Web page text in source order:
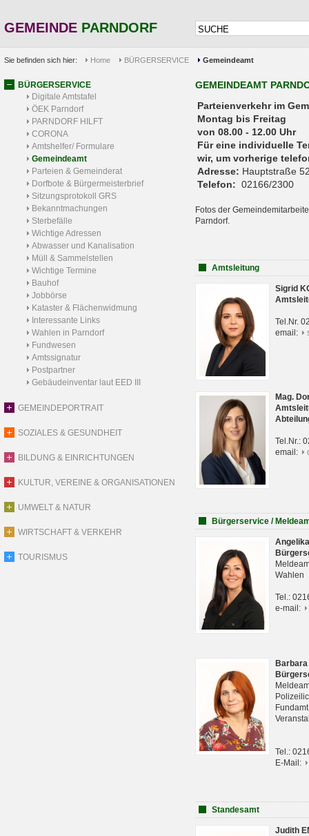
GEMEINDE PARNDORF
Sie befinden sich hier: Home BÜRGERSERVICE Gemeindeamt
BÜRGERSERVICE
Digitale Amtstafel
ÖEK Parndorf
PARNDORF HILFT
CORONA
Amtshelfer/ Formulare
Gemeindeamt
Parteien & Gemeinderat
Dorfbote & Bürgermeisterbrief
Sitzungsprotokoll GRS
Bekanntmachungen
Sterbefälle
Wichtige Adressen
Abwasser und Kanalisation
Müll & Sammelstellen
Wichtige Termine
Bauhof
Jobbörse
Kataster & Flächenwidmung
Interessante Links
Wahlen in Parndorf
Fundwesen
Amtssignatur
Postpartner
Gebäudeinventar laut EED III
GEMEINDEPORTRAIT
SOZIALES & GESUNDHEIT
BILDUNG & EINRICHTUNGEN
KULTUR, VEREINE & ORGANISATIONEN
UMWELT & NATUR
WIRTSCHAFT & VERKEHR
TOURISMUS
GEMEINDEAMT
Parteienverkehr
Montag bis Freitag
von 08.00 - 12.00 Uhr
Für eine individuelle
wir, um vorherige
Adresse: Hauptstraße
Telefon: 02166/2300
Fotos der
Parndorf.
Amtsleitung
Sigrid
Tel.Nr.
email:
Mag.
Tel.Nr.:
email:
Bürgerservice /
Wahlen
Tel.:
e-mail:
Tel.:
E-Mail:
Standesamt
Judith